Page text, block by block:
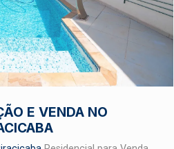
E VENDA NO